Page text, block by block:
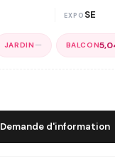
SE
—
Demande d'information